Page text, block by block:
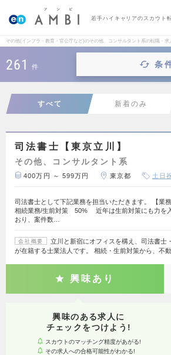
若手ハイキャリアのスカウト
その他(インフラ・教育・官公庁など)のその他、コンサルタント系の転職・求
261 件 条
すべて 新着のみ
司法書士【東京立川】
その他、コンサルタント系
400万円 ～ 599万円 東京都 土日
司法書士として下記業務を担当いただきます。 【業務
相続業務/生前対策 50% 近年は生前対策にも力を
おり、案件数…
会社概要
立川と新宿にオフィスを構え、司法書士
が在籍する士業法人です。 相続・生前対策から、不
興味あり
興味のある求人に
チェックをつけよう!
スカウトのマッチング精度があがる!
その求人への合格可能性がわかる!